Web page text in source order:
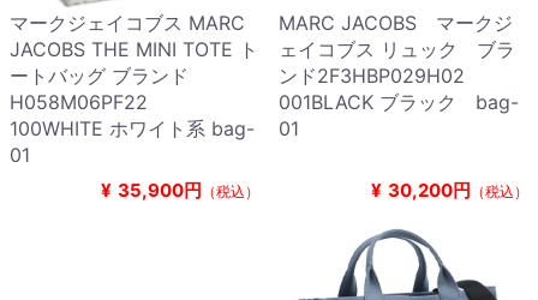
マークジェイコブス MARC
JACOBS THE MINI TOTE ト
ートバッグ ブランド
H058M06PF22
100WHITE ホワイト系 bag-
01
¥ 35,900円 （税込）
MARC JACOBS マークジ
ェイコブス リュック ブラ
ンド2F3HBP029H02
001BLACK ブラック bag-
01
¥ 30,200円 （税込）